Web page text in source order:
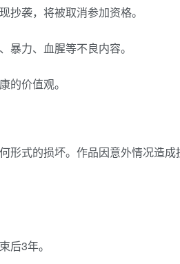
袭，将被取消参加资格。
力、血腥等不良内容。
的价值观。
形式的损坏。作品因意外情况造成
后3年。